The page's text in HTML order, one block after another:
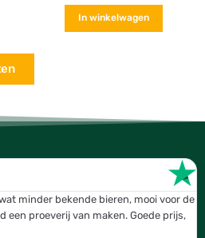
In winkelwagen
minder bekende bieren, mooi voor de
een proeverij van maken. Goede prijs,